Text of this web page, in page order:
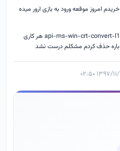
سلام به مشکلی برخوردم یه پیس 2018 خریدم امروز موقعه ورود به بازی ارور میده
این برنامه موجود نیست ------> api-ms-win-crt-convert-l1-1-0 هر کاری